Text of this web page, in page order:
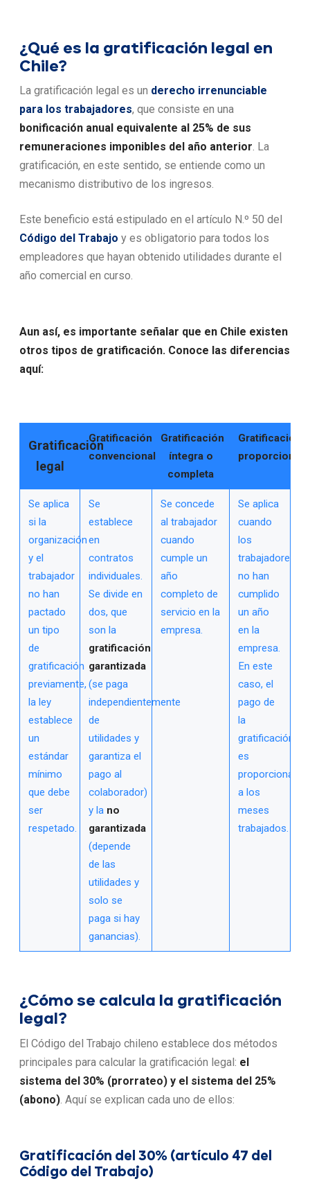
¿Qué es la gratificación legal en
Chile?
La gratificación legal es un derecho irrenunciable
para los trabajadores, que consiste en una
bonificación anual equivalente al 25% de sus
remuneraciones imponibles del año anterior. La
gratificación, en este sentido, se entiende como un
mecanismo distributivo de los ingresos.
Este beneficio está estipulado en el artículo N.º 50 del
Código del Trabajo y es obligatorio para todos los
empleadores que hayan obtenido utilidades durante el
año comercial en curso.
Aun así, es importante señalar que en Chile existen
otros tipos de gratificación. Conoce las diferencias
aquí:
Gratificación
legal
Gratificación
convencional
Gratificación
íntegra o
completa
Gratificación
proporcional
Se aplica
si la
organización
y el
trabajador
no han
pactado
un tipo
de
gratificación
previamente,
la ley
establece
un
estándar
mínimo
que debe
ser
respetado.
Se
establece
en
contratos
individuales.
Se divide en
dos, que
son la
gratificación
garantizada
(se paga
independientemente
de
utilidades y
garantiza el
pago al
colaborador)
y la no
garantizada
(depende
de las
utilidades y
solo se
paga si hay
ganancias).
Se concede
al trabajador
cuando
cumple un
año
completo de
servicio en la
empresa.
Se aplica
cuando
los
trabajadores
no han
cumplido
un año
en la
empresa.
En este
caso, el
pago de
la
gratificación
es
proporcional
a los
meses
trabajados.
¿Cómo se calcula la gratificación
legal?
El Código del Trabajo chileno establece dos métodos
principales para calcular la gratificación legal: el
sistema del 30% (prorrateo) y el sistema del 25%
(abono) . Aquí se explican cada uno de ellos:
Gratificación del 30% (artículo 47 del
Código del Trabajo)